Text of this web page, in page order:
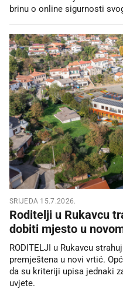
brinu o online sigurnosti
SRIJEDA 15.7.2026.
Roditelji u Rukavcu
dobiti mjesto u
RODITELJI u Rukavcu
premještena u novi vrtić.
da su kriteriji upisa jednaki
uvjete.